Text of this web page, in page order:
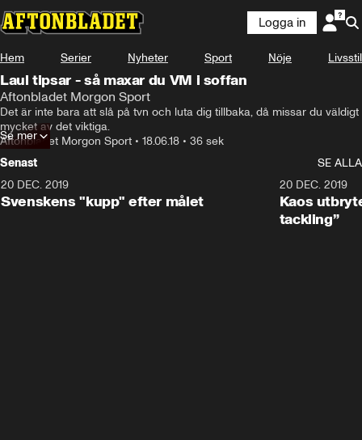
Logga in
Hem Serier Nyheter Sport Nöje Livsstil
Laul tipsar - så maxar du VM i soffan
Aftonbladet Morgon Sport
Det är inte bara att slå på tvn och luta dig tillbaka, då missar du väldigt
mycket av det viktiga.
Aftonbladet Morgon Sport • 18.06.18 • 36 sek
Se mer
Senast
SE ALLA
20 DEC. 2019
Svenskens "kupp" efter målet
20 DEC. 2019
Kaos
tackling”